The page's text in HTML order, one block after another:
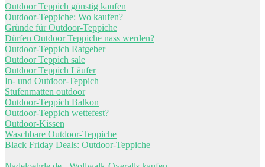
Outdoor Teppich günstig kaufen
Outdoor-Teppiche: Wo kaufen?
Gründe für Outdoor-Teppiche
Dürfen Outdoor Teppiche nass werden?
Outdoor-Teppich Ratgeber
Outdoor Teppich sale
Outdoor Teppich Läufer
In- und Outdoor-Teppich
Stufenmatten outdoor
Outdoor-Teppich Balkon
Outdoor-Teppich wettefest?
Outdoor-Kissen
Waschbare Outdoor-Teppiche
Black Friday Deals: Outdoor-Teppiche